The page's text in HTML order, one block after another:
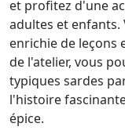
et profitez d'une
adultes et enfants.
enrichie de leçons
de l'atelier, vous
typiques sardes
l'histoire
épice.